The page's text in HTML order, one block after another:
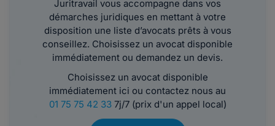
Juritravail vous accompagne dans vos
démarches juridiques en mettant à votre
disposition une liste d’avocats prêts à vous
conseillez. Choisissez un avocat disponible
immédiatement ou demandez un devis.
Choisissez un avocat disponible
immédiatement ici ou contactez nous au
01 75 75 42 337j/7 (prix d'un appel local)